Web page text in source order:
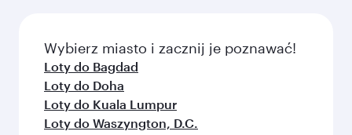
Często zadawane pytania
dotyczące lotu